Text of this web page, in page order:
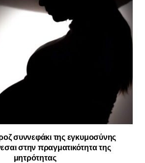
συννεφάκι της εγκυμοσύνης
στην πραγματικότητα της
μητρότητας